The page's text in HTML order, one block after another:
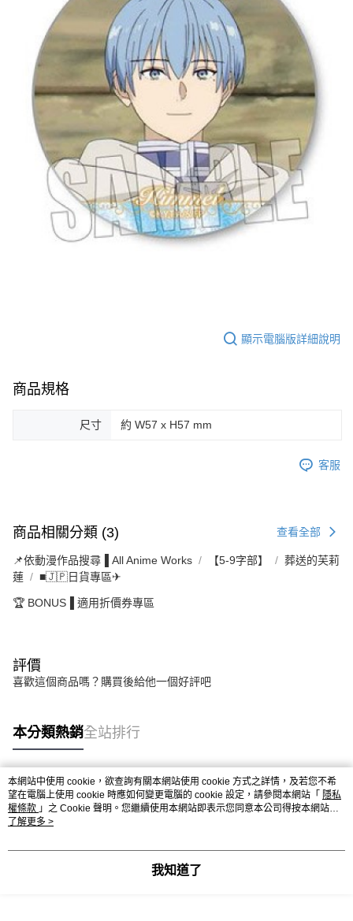
每筆NT$220
黑貓宅配-貨到付款
每筆NT$150
顯示電腦版詳細說明
商品規格
尺寸 約 W57 x H57 mm
客服
商品相關分類 (3) 查看全部
📌依動漫作品搜尋▐ All Anime Works 【5-9字部】
葬送的芙莉
蓮
■🇯🇵日貨專區✈
🏆 BONUS▐ 適用折價券專區
評價
喜歡這個商品嗎？購買後給他一個好評吧
本分類熱銷全站排行
熱門標籤
本網站中使用 cookie，欲查詢有關本網站使用 cookie 方式之詳情，及若您不希
望在電腦上使用 cookie 時應如何變更電腦的 cookie 設定，請參閱本網站「 隱私
權條款 」之 Cookie 聲明。您繼續使用本網站即表示您同意本公司得按本網站使
用條款之 Cookie 聲明使用 cookie。
了解更多 >
我知道了